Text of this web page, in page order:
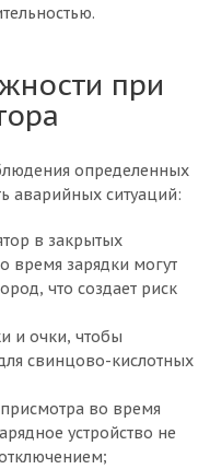
при
определенных
аварийных ситуаций:
в закрытых
время зарядки могут
что создает риск
и очки, чтобы
свинцово-кислотных
присмотра во время
устройство не